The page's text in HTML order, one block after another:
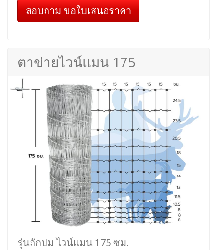
สอบถาม ขอใบเสนอราคา
ตาข่ายไวน์แมน 175
รุ่นถักปม ไวน์แมน 175 ซม.